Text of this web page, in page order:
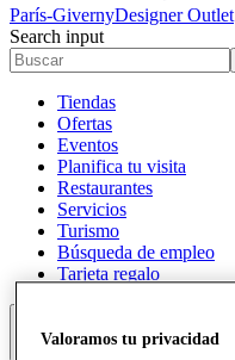
París-GivernyDesigner Outlet
Search input
Tiendas
Ofertas
Eventos
Planifica tu visita
Restaurantes
Servicios
Turismo
Búsqueda de empleo
Tarjeta regalo
Más
Valoramos tu privacidad